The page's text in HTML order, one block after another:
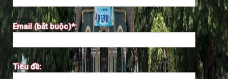
Email (bắt buộc)*:
Tiêu đề: